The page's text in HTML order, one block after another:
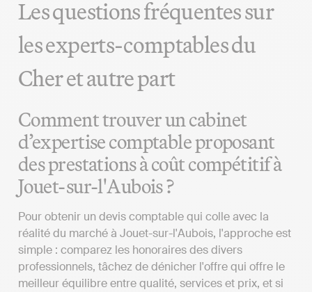
Les questions fréquentes sur
les experts-comptables du
Cher et autre part
Comment trouver un cabinet
d’expertise comptable proposant
des prestations à coût compétitif à
Jouet-sur-l'Aubois ?
Pour obtenir un devis comptable qui colle avec la
réalité du marché à Jouet-sur-l'Aubois, l'approche est
simple : comparez les honoraires des divers
professionnels, tâchez de dénicher l'offre qui offre le
meilleur équilibre entre qualité, services et prix, et si